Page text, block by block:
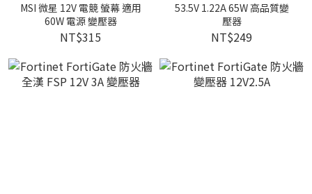
MSI 微星 12V 電競 螢幕 適用
60W 電源 變壓器
NT$315
53.5V 1.22A 65W 高品質變
壓器
NT$249